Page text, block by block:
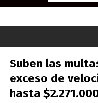
Suben las
exceso de
hasta $2.271.000